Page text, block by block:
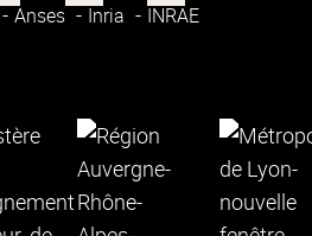
Anses Inria INRAE